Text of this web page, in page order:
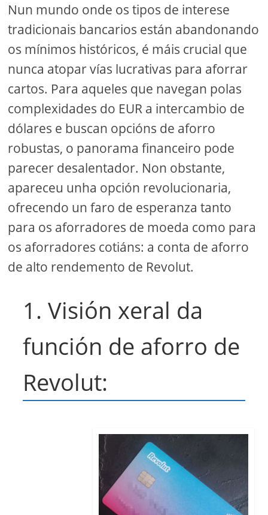
Nun mundo onde os tipos de interese
tradicionais bancarios están abandonando
os mínimos históricos, é máis crucial que
nunca atopar vías lucrativas para aforrar
cartos. Para aqueles que navegan polas
complexidades do EUR a intercambio de
dólares e buscan opcións de aforro
robustas, o panorama financeiro pode
parecer desalentador. Non obstante,
apareceu unha opción revolucionaria,
ofrecendo un faro de esperanza tanto
para os aforradores de moeda como para
os aforradores cotiáns: a conta de aforro
de alto rendemento de Revolut.
1. Visión xeral da
función de aforro de
Revolut: